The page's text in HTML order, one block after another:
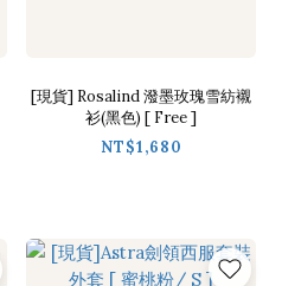
[現貨] Rosalind 潑墨玫瑰雪紡襯
衫(黑色) [ Free ]
NT$1,680